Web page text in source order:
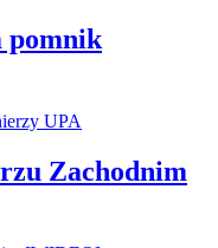
pomnik
Zachodnim